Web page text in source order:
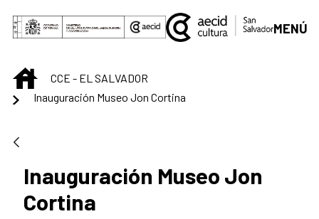
Saltar al contenido principal
MENÚ
INICIOCCE - EL SALVADOR
Inauguración Museo Jon Cortina
Inauguración Museo Jon
Cortina